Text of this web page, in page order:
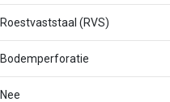
Roestvaststaal (RVS)
Bodemperforatie
Nee